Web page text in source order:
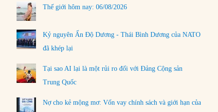
Thế giới hôm nay: 06/08/2026
Kỷ nguyên Ấn Độ Dương - Thái Bình Dương của NATO
đã khép lại
Tại sao AI lại là một rủi ro đối với Đảng Cộng sản
Trung Quốc
Nợ cho kẻ mộng mơ: Vốn vay chính sách và giới hạn của